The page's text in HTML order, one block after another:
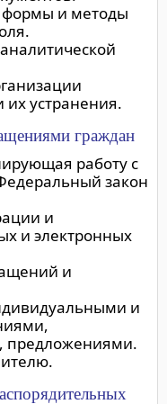
формы и методы
их устранения.
граждан
работу с
закон
и
и электронных
и
и
предложениями.